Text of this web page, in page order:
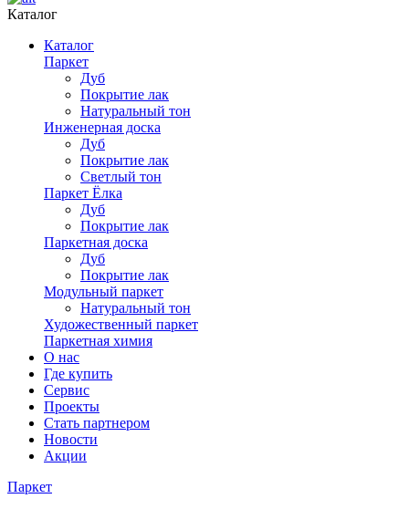
Каталог
Каталог
Паркет
Дуб
Покрытие лак
Натуральный тон
Инженерная доска
Дуб
Покрытие лак
Светлый тон
Паркет Ёлка
Дуб
Покрытие лак
Паркетная доска
Дуб
Покрытие лак
Модульный паркет
Натуральный тон
Художественный паркет
Паркетная химия
О нас
Где купить
Сервис
Проекты
Стать партнером
Новости
Акции
Паркет